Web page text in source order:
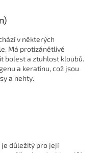
v některých
Má protizánětlivé
bolest a ztuhlost kloubů.
a keratinu, což jsou
a nehty.
je důležitý pro její